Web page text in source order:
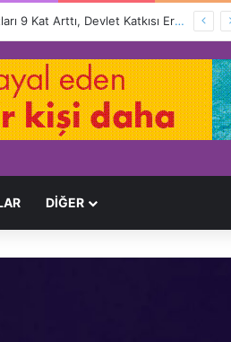
Engelliler İçin Hayat Pahalı, Destek Yetersiz: Cihaz Fiyatları 9 Kat Arttı, Devlet Katkısı Eriyor
DİĞER